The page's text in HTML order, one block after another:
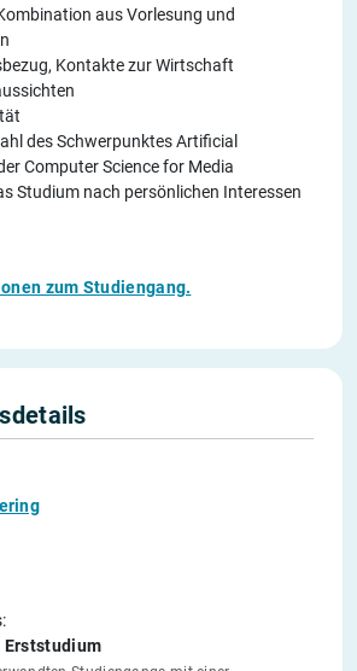
aus Vorlesung und
Kontakte zur Wirtschaft
des Schwerpunktes Artificial
Computer Science for Media
Studium nach persönlichen Interessen
zum Studiengang.
Erststudium